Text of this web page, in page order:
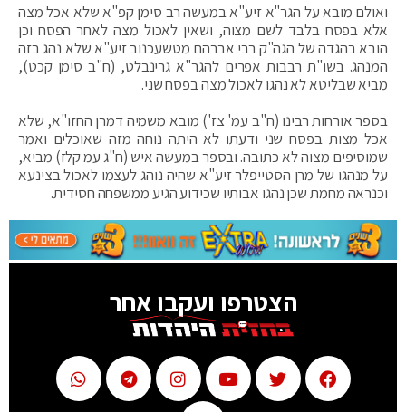
ואולם מובא על הגר"א זיע"א במעשה רב סימן קפ"א שלא אכל מצה
אלא בפסח בלבד לשם מצוה, ושאין לאכול מצה לאחר הפסח וכן
הובא בהגדה של הגה"ק רבי אברהם מטשעכנוב זיע"א שלא נהג בזה
המנהג. בשו"ת רבבות אפרים להגר"א גרינבלט, (ח"ב סימן קכט),
מביא שבליטא לא נהגו לאכול מצה בפסח שני.
בספר אורחות רבינו (ח"ב עמ' צז') מובא משמיה דמרן החזו"א, שלא
אכל מצות בפסח שני ודעתו לא היתה נוחה מזה שאוכלים ואמר
שמוסיפים מצוה לא כתובה. ובספר במעשה איש (ח"ג עמ קלז) מביא,
על מנהגו של מרן הסטייפלר זיע"א שהיה נוהג לעצמו לאכול בצינעא
וכנראה מחמת שכן נהגו אבותיו שכידוע הגיע ממשפחה חסידית.
הצטרפו ועקבו אחר